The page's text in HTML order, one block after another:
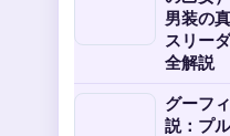
男装の
スリー
全解説
グーフ
説：プ